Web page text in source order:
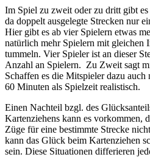
Im Spiel zu zweit oder zu dritt gibt
da doppelt ausgelegte Strecken nur
Hier gibt es ab vier Spielern etwas
natürlich mehr Spielern mit gleichen
tummeln. Vier Spieler ist an dieser
Anzahl an Spielern. Zu Zweit sagt
Schaffen es die Mitspieler dazu
60 Minuten als Spielzeit realistisch.
Einen Nachteil bzgl. des
Kartenziehens kann es vorkommen,
Züge für eine bestimmte Strecke
kann das Glück beim Kartenziehen
sein. Diese Situationen differieren